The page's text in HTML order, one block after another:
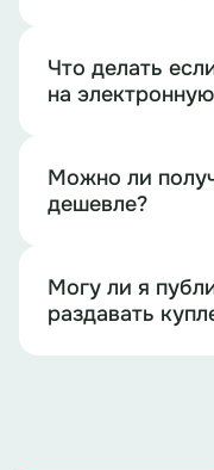
Что делать
на
Можно ли
дешевле?
Могу ли я
раздавать